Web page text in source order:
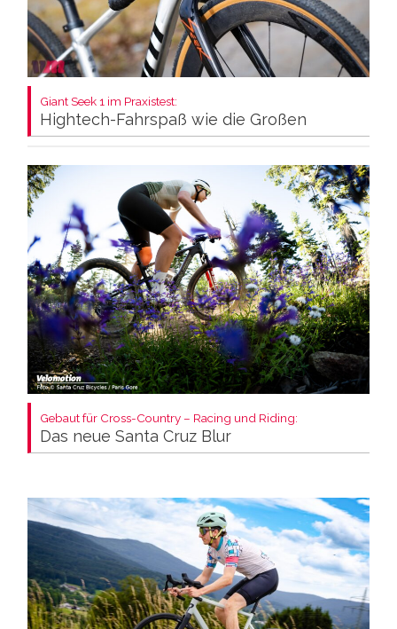
Giant Seek 1 im Praxistest:
Hightech-Fahrspaß wie die Großen
Gebaut für Cross-Country – Racing und Riding:
Das neue Santa Cruz Blur